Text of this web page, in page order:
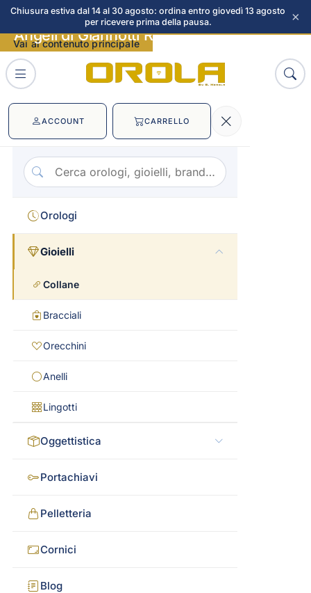
Chiusura estiva dal 14 al 30 agosto: ordina entro giovedì 13 agosto
per ricevere prima della pausa.
×
Vai al contenuto principale
ACCOUNT CARRELLO
Orologi
Gioielli
Collane
Bracciali
Orecchini
Anelli
Lingotti
Oggettistica
Portachiavi
Pelletteria
Cornici
Blog
Angeli di Giannotti Red Passion immagini